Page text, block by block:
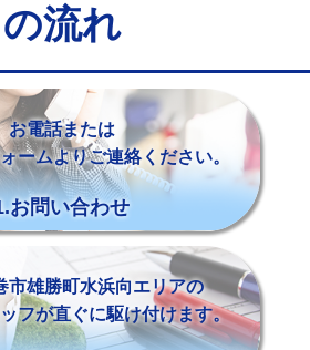
の流れ
お電話または
ームよりご連絡ください。
お問い合わせ
市雄勝町水浜向エリアの
フが直ぐに駆け付けます。